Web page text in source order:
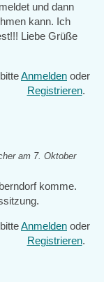
und dann
kann. Ich
Liebe Grüße
Anmelden oder
Registrieren.
am 7. Oktober
komme.
Anmelden oder
Registrieren.